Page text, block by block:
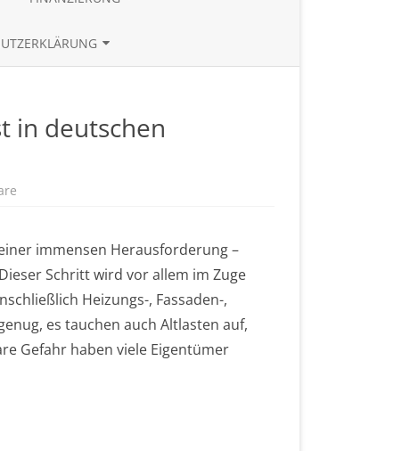
BAUZINSRECHNER
in deutschen
immensen Herausforderung –
Schritt wird vor allem im Zuge
Heizungs-, Fassaden-,
es tauchen auch Altlasten auf,
Gefahr haben viele Eigentümer